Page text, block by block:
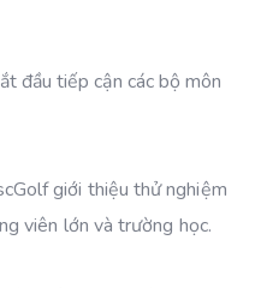
đầu tiếp cận các bộ môn
giới thiệu thử nghiệm
viên lớn và trường học.